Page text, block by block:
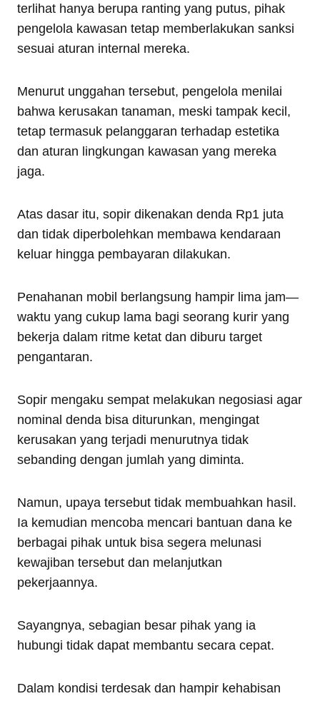
terlihat hanya berupa ranting yang putus, pihak
pengelola kawasan tetap memberlakukan sanksi
sesuai aturan internal mereka.
Menurut unggahan tersebut, pengelola menilai
bahwa kerusakan tanaman, meski tampak kecil,
tetap termasuk pelanggaran terhadap estetika
dan aturan lingkungan kawasan yang mereka
jaga.
Atas dasar itu, sopir dikenakan denda Rp1 juta
dan tidak diperbolehkan membawa kendaraan
keluar hingga pembayaran dilakukan.
Penahanan mobil berlangsung hampir lima jam—
waktu yang cukup lama bagi seorang kurir yang
bekerja dalam ritme ketat dan diburu target
pengantaran.
Sopir mengaku sempat melakukan negosiasi agar
nominal denda bisa diturunkan, mengingat
kerusakan yang terjadi menurutnya tidak
sebanding dengan jumlah yang diminta.
Namun, upaya tersebut tidak membuahkan hasil.
Ia kemudian mencoba mencari bantuan dana ke
berbagai pihak untuk bisa segera melunasi
kewajiban tersebut dan melanjutkan
pekerjaannya.
Sayangnya, sebagian besar pihak yang ia
hubungi tidak dapat membantu secara cepat.
Dalam kondisi terdesak dan hampir kehabisan